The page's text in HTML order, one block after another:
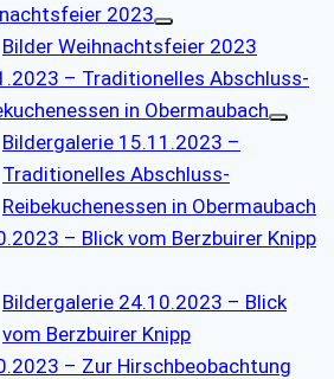
2023
Bilder Weihnachtsfeier 2023
– Traditionelles Abschluss-
in Obermaubach
Bildergalerie 15.11.2023 –
Traditionelles Abschluss-
Reibekuchenessen in Obermaubach
– Blick vom Berzbuirer Knipp
Bildergalerie 24.10.2023 – Blick
vom Berzbuirer Knipp
– Zur Hirschbeobachtung